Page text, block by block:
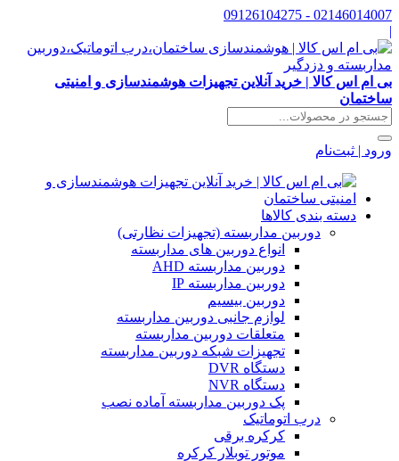
02146014007 - 09126104275
|
بی ام اس کالا | خرید آنلاین تجهیزات هوشمندسازی و امنیتی
ساختمان
ورود | ثبت‌نام
دسته بندی کالاها
دوربین مداربسته (تجهیزات نظارتی)
انواع دوربین های مداربسته
دوربین مداربسته AHD
دوربین مداربسته IP
دوربین بیسیم
لوازم جانبی دوربین مداربسته
متعلقات دوربین مداربسته
تجهیزات شبکه دوربین مداربسته
دستگاه DVR
دستگاه NVR
پک دوربین مداربسته آماده نصب
درب اتوماتیک
کرکره برقی
موتور توبلار کرکره